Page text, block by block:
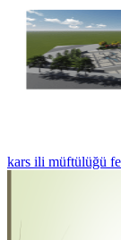
kars ili müftülüğü